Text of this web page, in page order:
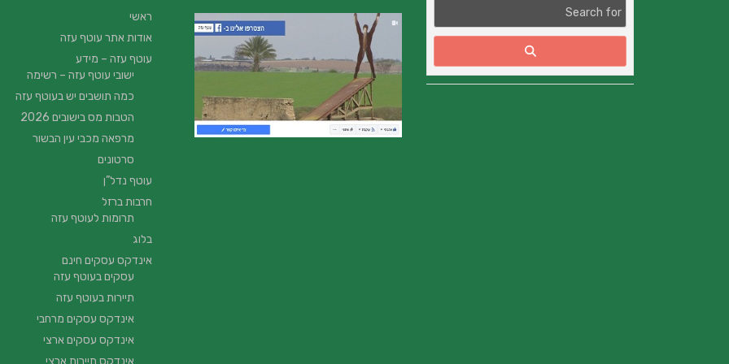
ראשי
אודות אתר עוטף עזה
עוטף עזה – מידע
ישובי עוטף עזה – רשימה
כמה תושבים יש בעוטף עזה
הטבות מס בישובים 2026
מרפאה מכבי עין הבשור
סרטונים
עוטף נדל”ן
חרבות ברזל
תרומות לעוטף עזה
בלוג
אינדקס עסקים חינם
עסקים בעוטף עזה
תיירות בעוטף עזה
אינדקס עסקים מרחבי
אינדקס עסקים ארצי
אינדקס תיירות ארצי